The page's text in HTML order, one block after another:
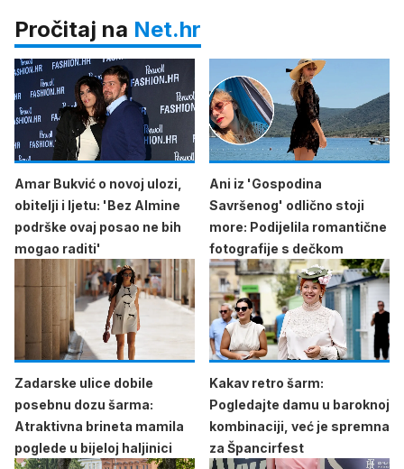
Pročitaj na Net.hr
Amar Bukvić o novoj ulozi,
obitelji i ljetu: 'Bez Almine
podrške ovaj posao ne bih
mogao raditi'
Ani iz 'Gospodina
Savršenog' odlično stoji
more: Podijelila romantične
fotografije s dečkom
Zadarske ulice dobile
posebnu dozu šarma:
Atraktivna brineta mamila
poglede u bijeloj haljinici
Kakav retro šarm:
Pogledajte damu u baroknoj
kombinaciji, već je spremna
za Špancirfest